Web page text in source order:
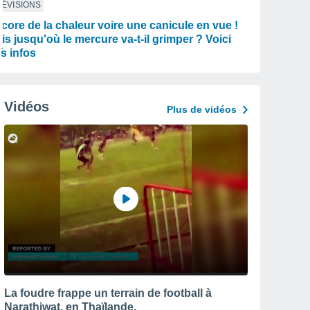
de la chaleur voire une canicule en vue !
jusqu'où le mercure va-t-il grimper ? Voici
infos
Vidéos Plus de vidéos
La foudre frappe un terrain de football à
Narathiwat, en Thaïlande.